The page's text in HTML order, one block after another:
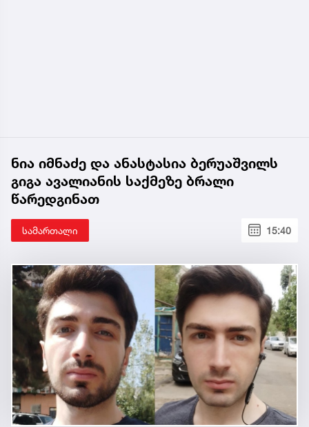
ნია იმნაძე და ანასტასია ბერუაშვილს
გიგა ავალიანის საქმეზე ბრალი
წარედგინათ
სამართალი 15:40